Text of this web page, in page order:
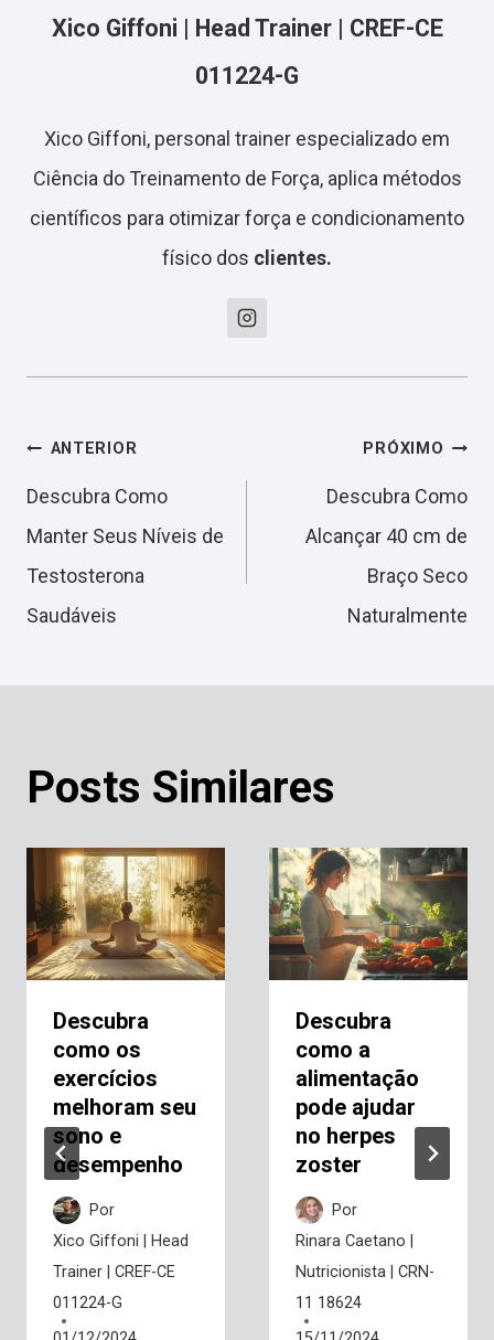
Xico Giffoni | Head Trainer | CREF-CE
011224-G
Xico Giffoni, personal trainer especializado em
Ciência do Treinamento de Força, aplica métodos
científicos para otimizar força e condicionamento
físico dos clientes.
Navegação
de
Post
ANTERIOR
Descubra Como
Manter Seus Níveis de
Testosterona
Saudáveis
PRÓXIMO
Descubra Como
Alcançar 40 cm de
Braço Seco
Naturalmente
Posts Similares
Descubra
como os
exercícios
melhoram seu
sono e
desempenho
Por
Xico Giffoni | Head
Trainer | CREF-CE
011224-G
Descubra
como a
alimentação
pode ajudar
no herpes
zoster
Por
Rinara Caetano |
Nutricionista | CRN-
11 18624